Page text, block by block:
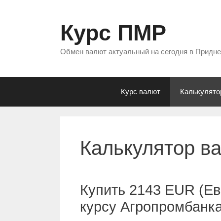
Курс ПМР
Обмен валют актуальный на сегодня в
Курс валют
Калькулятор
Купить 2143 EUR
курсу